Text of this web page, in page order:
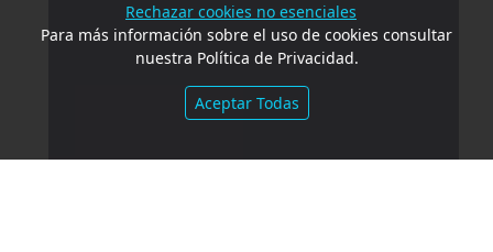
Rechazar cookies no esenciales
Para más información sobre el uso de cookies consultar
nuestra Política de Privacidad.
Aceptar Todas